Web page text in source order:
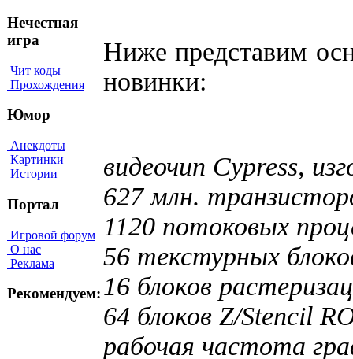
Нечестная
игра
Чит коды
Прохождения
Юмор
Анекдоты
Картинки
Истории
Портал
Игровой форум
О нас
Реклама
Рекомендуем:
Ниже представим
новинки:
видеочип Cypress,
627 млн.
1120 потоковых
56 текстурных
16 блоков
64 блоков Z/Stencil
рабочая частота